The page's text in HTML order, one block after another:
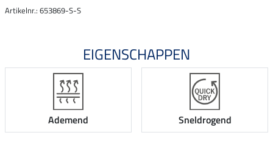
Artikelnr.: 653869-S-S
EIGENSCHAPPEN
Ademend Sneldrogend